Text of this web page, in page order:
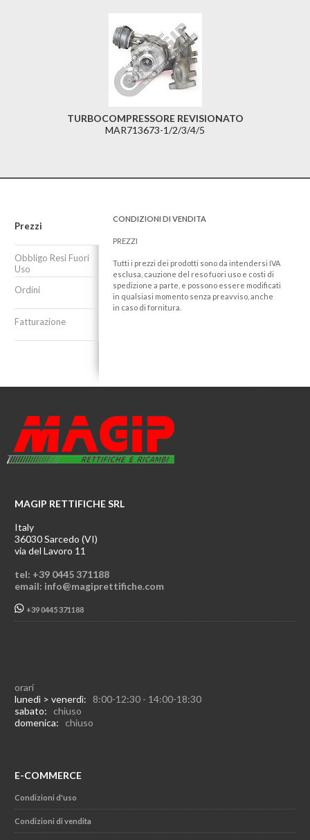
TURBOCOMPRESSORE REVISIONATO
MAR713673-1/2/3/4/5
Prezzi
Obbligo Resi Fuori
Uso
Ordini
Fatturazione
CONDIZIONI DI VENDITA
PREZZI
Tutti i prezzi dei prodotti sono da intendersi IVA
esclusa, cauzione del reso fuori uso e costi di
spedizione a parte, e possono essere modificati
in qualsiasi momento senza preavviso, anche
in caso di fornitura.
MAGIP RETTIFICHE SRL
Italy
36030 Sarcedo (VI)
via del Lavoro 11
tel: +39 0445 371188
email: info@magiprettifiche.com
+39 0445 371188
orari
lunedì > venerdì: 8:00-12:30 - 14:00-18:30
sabato: chiuso
domenica: chiuso
E-COMMERCE
Condizioni d'uso
Condizioni di vendita